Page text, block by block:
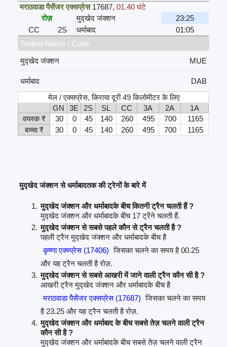
मराठवाडा पैसेंजर एक्सप्रेस 17687,01.40 घंटे
रोज़
मुद्खेद जंक्शन
23:25
CC
2S धर्माबाद
01:05
Station Name / Code
मुद्खेद जंक्शन
MUE
धर्माबाद
DAB
मेल / एक्सप्रेस, किराया दूरी 49 किलोमीटर के लिए
GN
3E 2S SL CC 3A 2A
1A
वयस्क ₹
30 0 45 140 260 495 700
1165
बच्चा ₹
30 0 45 140 260 495 700 1165
मुद्खेद जंक्शन से धर्माबादतक की ट्रेनों के बारे में
मुद्खेद जंक्शन और धर्माबादके बीच कितनी ट्रैन चलती हैं ?
मुद्खेद जंक्शन और धर्माबादके बीच 17 ट्रेंने चलती हैं.
मुद्खेद जंक्शन से सबसे पहले कौन से ट्रैन चलती है ?
पहली ट्रैन मुद्खेद जंक्शन और धर्माबादके बीच है
कृष्णा एक्स्प्रेस (17406) जिसका चलने का समय है 00.25
और यह ट्रैन चलती है रोज़.
मुद्खेद जंक्शन से सबसे आखरी में जाने वाली ट्रैन कौन सी है ?
आखरी ट्रैन मुद्खेद जंक्शन और धर्माबादके बीच है
मराठवाडा पैसेंजर एक्सप्रेस (17687) जिसका चलने का समय
है 23.25 और यह ट्रैन चलती है रोज़.
मुद्खेद जंक्शन और धर्माबाद के बीच सबसे तेज़ चलने वाली ट्रैन
कौन सी है ?
मुद्खेद जंक्शन और धर्माबादके बीच सबसे तेज़ चलने वाली ट्रैन